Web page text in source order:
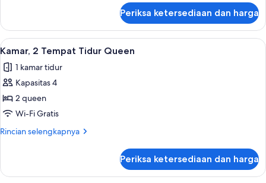
Kamar,
Tempat
King
Periksa ketersediaan dan harga
Lihat
semua
foto
untuk
Kamar,
2
Tempat
Brankas, meja kerja, tirai kedap
3
Kamar, 2 Tempat Tidur Queen
1 kamar tidur
Kapasitas 4
2 queen
Wi-Fi Gratis
Rincian selengkapnya
Rincian
Kamar,
Periksa ketersediaan dan harga